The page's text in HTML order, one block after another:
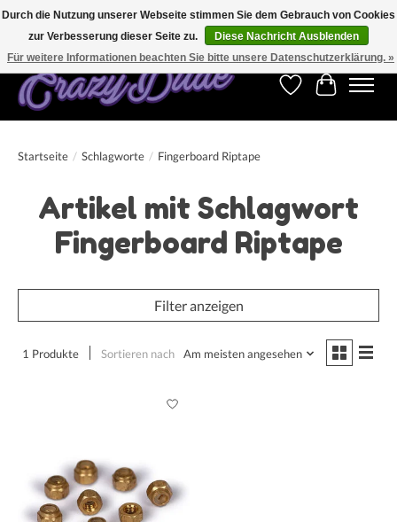
Kostenfreier Versand für Bestellungen ab 250 €. Weltweite Lieferung!
Wunschzettel
Ihr
Startseite / Schlagworte / Fingerboard Riptape
Artikel mit Schlagwort
Fingerboard Riptape
Filter anzeigen
1 Produkte Sortieren nach Am meisten angesehen
Durch die Nutzung unserer Webseite stimmen Sie dem Gebrauch von Cookies
zur Verbesserung dieser Seite zu.
Diese Nachricht Ausblenden
Für weitere Informationen beachten Sie bitte unsere Datenschutzerklärung. »